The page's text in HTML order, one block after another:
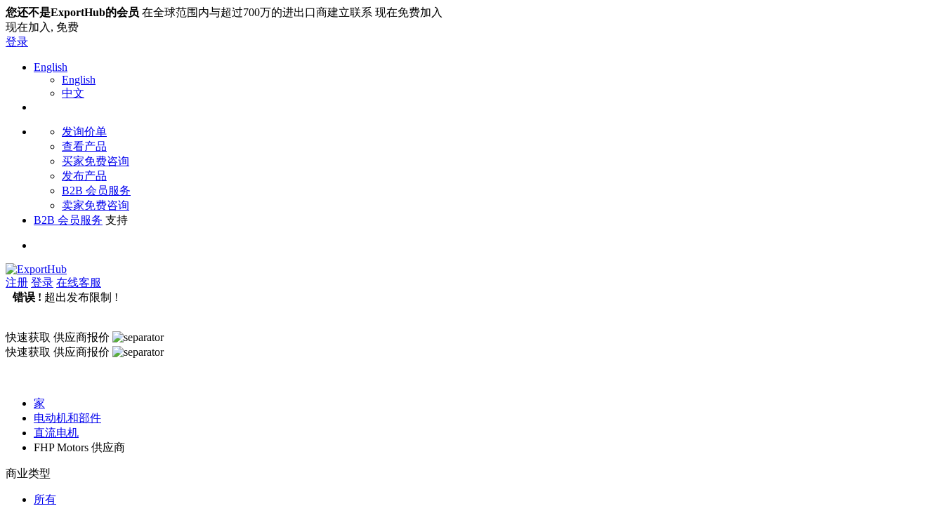
您还不是ExportHub的会员 在全球范围内与超过700万的进出口商建立联系 现在免费加入
现在加入, 免费
登录
English
English
中文
发询价单
查看产品
买家免费咨询
发布产品
B2B 会员服务
卖家免费咨询
B2B 会员服务 支持
注册 登录 在线客服
错误 ! 超出发布限制 !
快速获取 供应商报价
快速获取 供应商报价
家
电动机和部件
直流电机
FHP Motors 供应商
商业类型
所有